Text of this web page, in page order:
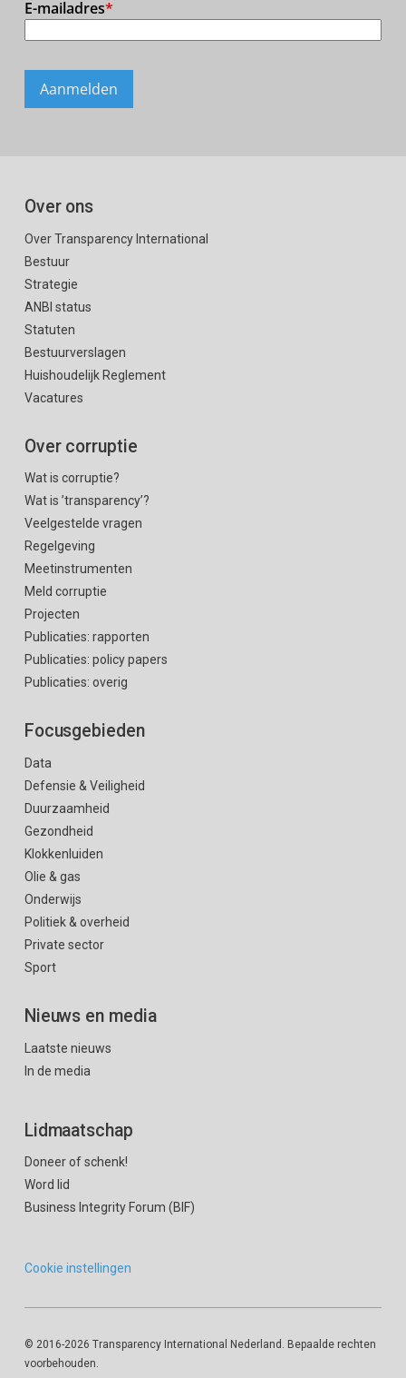
Over ons
Over Transparency International
Bestuur
Strategie
ANBI status
Statuten
Bestuurverslagen
Huishoudelijk Reglement
Vacatures
Over corruptie
Wat is corruptie?
Wat is ’transparency’?
Veelgestelde vragen
Regelgeving
Meetinstrumenten
Meld corruptie
Projecten
Publicaties: rapporten
Publicaties: policy papers
Publicaties: overig
Focusgebieden
Data
Defensie & Veiligheid
Duurzaamheid
Gezondheid
Klokkenluiden
Olie & gas
Onderwijs
Politiek & overheid
Private sector
Sport
Nieuws en media
Laatste nieuws
In de media
Lidmaatschap
Doneer of schenk!
Word lid
Business Integrity Forum (BIF)
Cookie instellingen
© 2016-2026 Transparency International Nederland. Bepaalde rechten
voorbehouden.